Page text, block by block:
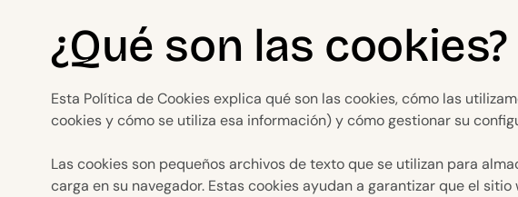
¿Qué son las cookies?
Esta Política de Cookies explica qué son las cookies, cómo las
cookies y cómo se utiliza esa información) y cómo gestionar su
Las cookies son pequeños archivos de texto que se utilizan para
carga en su navegador. Estas cookies ayudan a garantizar que el